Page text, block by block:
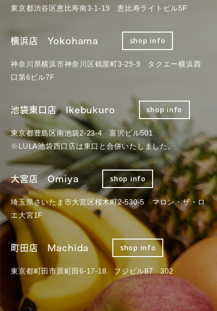
東京都渋谷区恵比寿南3-1-19 恵比寿ライトビル5F
横浜店 Yokohama shop info
神奈川県横浜市神奈川区鶴屋町3-29-9 タクエー横浜西
口第6ビル7F
池袋東口店 Ikebukuro shop info
東京都豊島区南池袋2-23-4 富沢ビル501
※LULA池袋西口店は東口と合併いたしました。
大宮店 Omiya shop info
埼玉県さいたま市大宮区桜木町2-530-5 マロン・ザ・ロ
エ大宮1F
町田店 Machida shop info
東京都町田市原町田6-17-18 フジビル87 302